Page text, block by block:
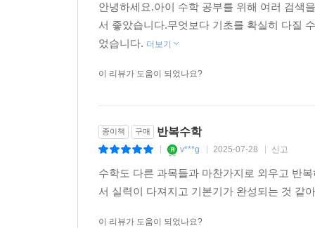
안녕하세요.아이 수학 공부를 위해 여러 검색
서 좋았습니다.무엇보다 기초를 확실히 다질
었습니다. 더보기
이 리뷰가 도움이 되었나요?
종이책 구매 반복수학
v***g 2025-07-28 신고
수학도 다른 과목들과 마찬가지로 외우고 반
서 실력이 다져지고 기본기가 완성되는 것 같
이 리뷰가 도움이 되었나요?